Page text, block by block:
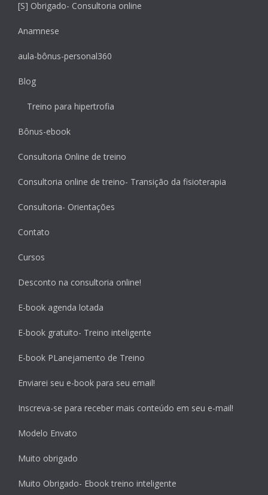
[S] Obrigado- Consultoria online
Anamnese
aula-bônus-personal360
Blog
Treino para hipertrofia
Bônus-ebook
Consultoria Online de treino
Consultoria online de treino- Transição da fisioterapia
Consultoria- Orientações
Contato
Cursos
Desconto na consultoria online!
E-book agenda lotada
E-book gratuito- Treino inteligente
E-book PLanejamento de Treino
Enviarei seu e-book para seu email!
Inscreva-se para receber mais conteúdo em seu e-mail!
Modelo Envato
Muito obrigado
Muito Obrigado- Ebook treino inteligente